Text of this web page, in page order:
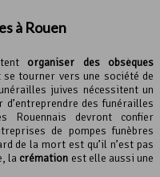
à Rouen
organiser des obsèques
tourner vers une société de
juives nécessitent un
des funérailles
Rouennais devront confier
de pompes funèbres
de la mort est qu’il n’est pas
la crémation est elle aussi une